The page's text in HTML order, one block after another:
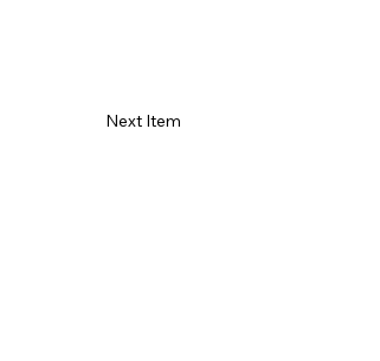
Next Item